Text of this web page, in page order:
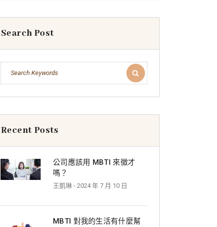
Search Post
Recent Posts
公司應該用 MBTI 來徵才
嗎？
王凱琳 - 2024 年 7 月 10 日
MBTI 對我的生活有什麼幫